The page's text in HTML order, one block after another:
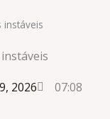
instáveis
2026 07:08